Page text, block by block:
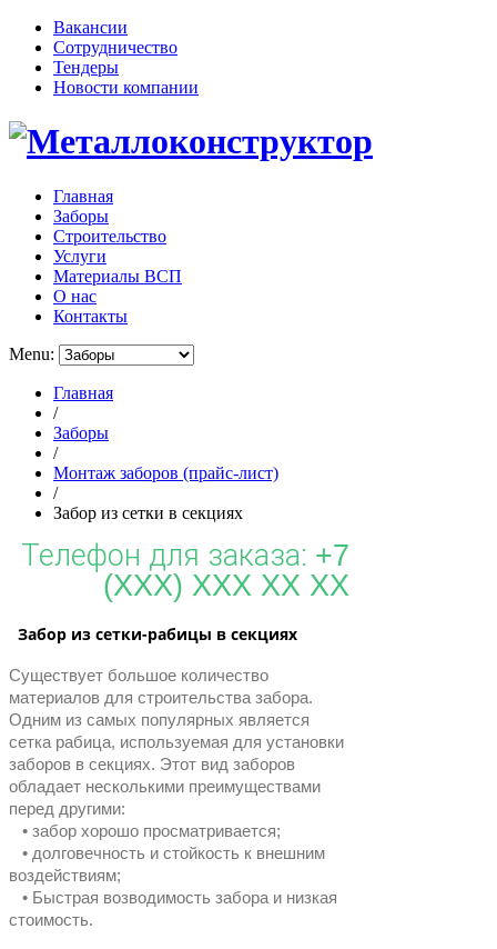
Вакансии
Сотрудничество
Тендеры
Новости компании
Главная
Заборы
Строительство
Услуги
Материалы ВСП
О нас
Контакты
Menu:
Главная
/
Заборы
/
Монтаж заборов (прайс-лист)
/
Забор из сетки в секциях
Телефон для заказа: +7
(XXX) XXX XX XX
Забор из сетки-рабицы в секциях
Существует большое количество
материалов для строительства забора.
Одним из самых популярных является
сетка рабица, используемая для установки
заборов в секциях. Этот вид заборов
обладает несколькими преимуществами
перед другими:
• забор хорошо просматривается;
• долговечность и стойкость к внешним
воздействиям;
• Быстрая возводимость забора и низкая
стоимость.